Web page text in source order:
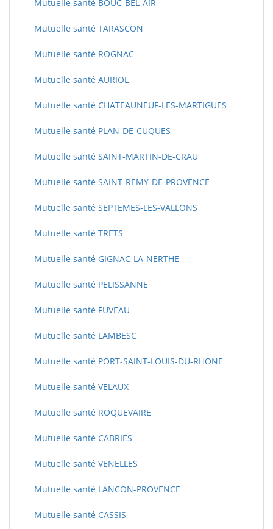
Mutuelle santé BOUC-BEL-AIR
Mutuelle santé TARASCON
Mutuelle santé ROGNAC
Mutuelle santé AURIOL
Mutuelle santé CHATEAUNEUF-LES-MARTIGUES
Mutuelle santé PLAN-DE-CUQUES
Mutuelle santé SAINT-MARTIN-DE-CRAU
Mutuelle santé SAINT-REMY-DE-PROVENCE
Mutuelle santé SEPTEMES-LES-VALLONS
Mutuelle santé TRETS
Mutuelle santé GIGNAC-LA-NERTHE
Mutuelle santé PELISSANNE
Mutuelle santé FUVEAU
Mutuelle santé LAMBESC
Mutuelle santé PORT-SAINT-LOUIS-DU-RHONE
Mutuelle santé VELAUX
Mutuelle santé ROQUEVAIRE
Mutuelle santé CABRIES
Mutuelle santé VENELLES
Mutuelle santé LANCON-PROVENCE
Mutuelle santé CASSIS